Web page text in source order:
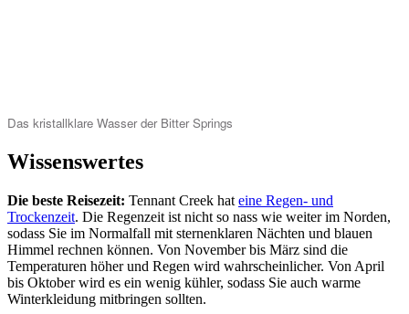
Das kristallklare Wasser der Bitter Springs
Wissenswertes
Die beste Reisezeit: Tennant Creek hat eine Regen- und
Trockenzeit. Die Regenzeit ist nicht so nass wie weiter im Norden,
sodass Sie im Normalfall mit sternenklaren Nächten und blauen
Himmel rechnen können. Von November bis März sind die
Temperaturen höher und Regen wird wahrscheinlicher. Von April
bis Oktober wird es ein wenig kühler, sodass Sie auch warme
Winterkleidung mitbringen sollten.